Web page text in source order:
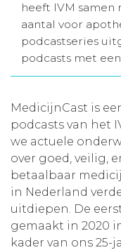
Winkelwagentje
Aanmelden
heeft IVM
aantal voor
podcastseries
podcasts met
MedicijnCast is
podcasts van het
we actuele
over goed, veilig,
betaalbaar
in Nederland
uitdiepen. De
gemaakt in 2020
kader van ons 25-